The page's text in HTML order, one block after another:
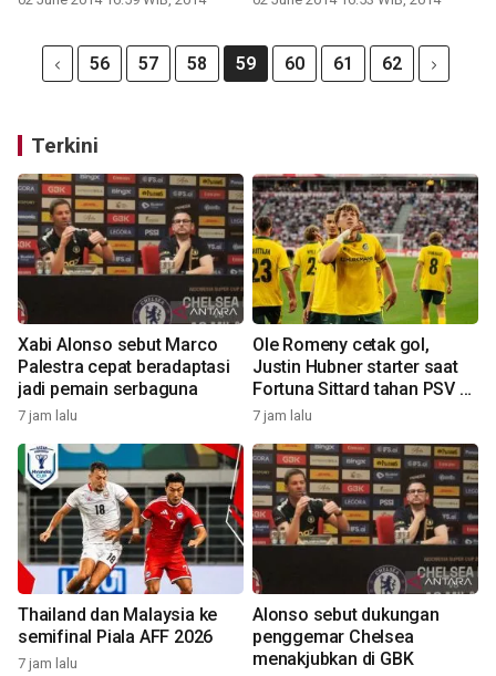
56 57 58 59 60 61 62
Terkini
Xabi Alonso sebut Marco
Palestra cepat beradaptasi
jadi pemain serbaguna
7 jam lalu
Ole Romeny cetak gol,
Justin Hubner starter saat
Fortuna Sittard tahan PSV 2-
2
7 jam lalu
Thailand dan Malaysia ke
semifinal Piala AFF 2026
7 jam lalu
Alonso sebut dukungan
penggemar Chelsea
menakjubkan di GBK